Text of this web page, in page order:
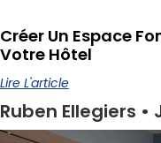
Créer Un Espace
Votre Hôtel
Lire L'article
Ruben Ellegiers